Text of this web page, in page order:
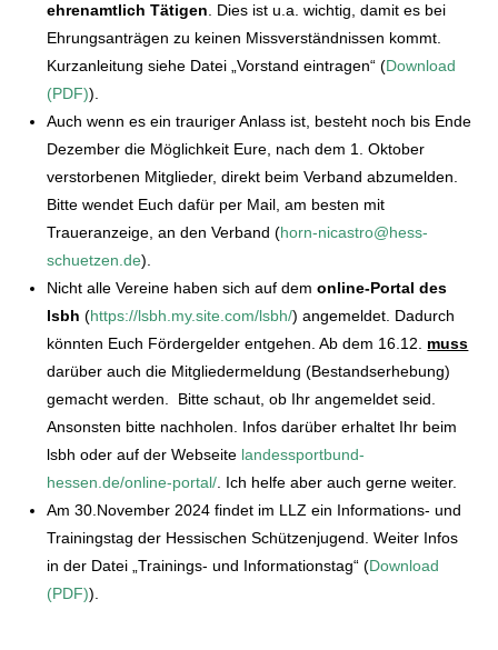
ehrenamtlich Tätigen . Dies ist u.a. wichtig, damit es bei
Ehrungsanträgen zu keinen Missverständnissen kommt.
Kurzanleitung siehe Datei „Vorstand eintragen“ (Download
(PDF)).
Auch wenn es ein trauriger Anlass ist, besteht noch bis Ende
Dezember die Möglichkeit Eure, nach dem 1. Oktober
verstorbenen Mitglieder, direkt beim Verband abzumelden.
Bitte wendet Euch dafür per Mail, am besten mit
Traueranzeige, an den Verband (horn-nicastro@hess-
schuetzen.de).
Nicht alle Vereine haben sich auf demonline-Portal des
lsbh (https://lsbh.my.site.com/lsbh/) angemeldet. Dadurch
könnten Euch Fördergelder entgehen. Ab dem 16.12. muss
darüber auch die Mitgliedermeldung (Bestandserhebung)
gemacht werden. Bitte schaut, ob Ihr angemeldet seid.
Ansonsten bitte nachholen. Infos darüber erhaltet Ihr beim
lsbh oder auf der Webseite landessportbund-
hessen.de/online-portal/ . Ich helfe aber auch gerne weiter.
Am 30.November 2024 findet im LLZ ein Informations- und
Trainingstag der Hessischen Schützenjugend. Weiter Infos
in der Datei „Trainings- und Informationstag“ (Download
(PDF)).